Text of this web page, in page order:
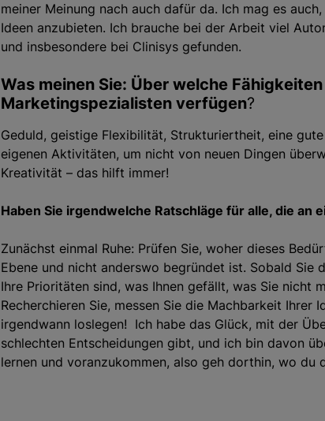
meiner Meinung nach auch dafür da. Ich mag es
Ideen anzubieten. Ich brauche bei der Arbeit viel
und insbesondere bei Clinisys gefunden.
Was meinen Sie: Über welche
Marketingspezialisten verfügen?
Geduld, geistige Flexibilität, Strukturiertheit, eine
eigenen Aktivitäten, um nicht von neuen Dingen
Kreativität – das hilft immer!
Haben Sie irgendwelche Ratschläge für alle, die
Zunächst einmal Ruhe: Prüfen Sie, woher dieses
Ebene und nicht anderswo begründet ist. Sobald Sie
Ihre Prioritäten sind, was Ihnen gefällt, was Sie nicht
Recherchieren Sie, messen Sie die Machbarkeit Ihrer
irgendwann loslegen! Ich habe das Glück, mit der
schlechten Entscheidungen gibt, und ich bin davon
lernen und voranzukommen, also geh dorthin, wo du